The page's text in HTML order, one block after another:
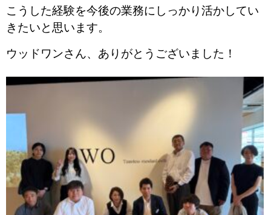
こうした経験を今後の業務にしっかり活かしてい
きたいと思います。
ウッドワンさん、ありがとうございました！